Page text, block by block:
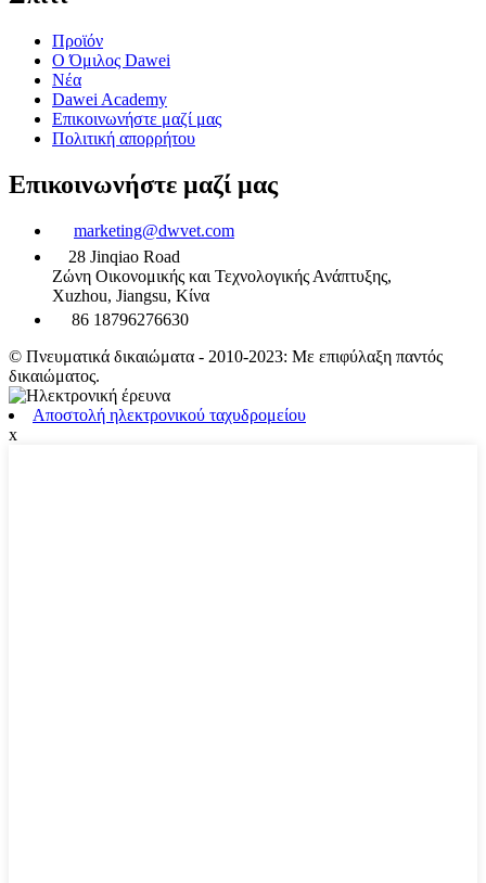
Προϊόν
Ο Όμιλος Dawei
Νέα
Dawei Academy
Επικοινωνήστε μαζί μας
Πολιτική απορρήτου
Επικοινωνήστε μαζί μας
marketing@dwvet.com
28 Jinqiao Road
Ζώνη Οικονομικής και Τεχνολογικής Ανάπτυξης,
Xuzhou, Jiangsu, Κίνα
86 18796276630
© Πνευματικά δικαιώματα - 2010-2023: Με επιφύλαξη παντός
δικαιώματος.
Αποστολή ηλεκτρονικού ταχυδρομείου
x